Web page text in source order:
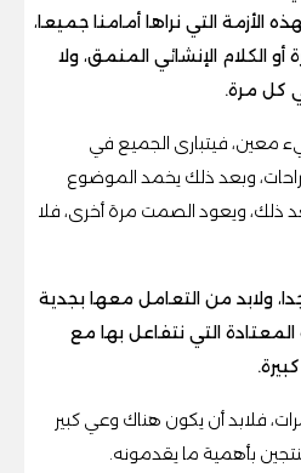
التي نراها أمامنا جميعا،
الكلام الإنشائي المنمق، ولا
كل مرة.
معين، فيتبارى الجميع في
وبعد ذلك يخمد الموضوع
ذلك، ويعود الصمت مرة أخرى، فلا
ولابد من التعامل معها بجدية
التي نتفاعل بها مع
فلابد أن يكون هناك وعي كبير
بأهمية ما يقدمونه.